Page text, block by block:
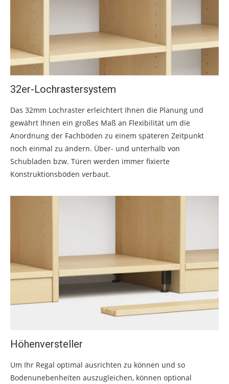
32er-Lochrastersystem
Das 32mm Lochraster erleichtert Ihnen die Planung und
gewährt Ihnen ein großes Maß an Flexibilität um die
Anordnung der Fachböden zu einem späteren Zeitpunkt
noch einmal zu ändern. Über- und unterhalb von
Schubladen bzw. Türen werden immer fixierte
Konstruktionsböden verbaut.
Höhenversteller
Um Ihr Regal optimal ausrichten zu können und so
Bodenunebenheiten auszugleichen, können optional